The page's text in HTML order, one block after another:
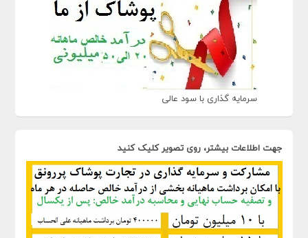
سرمایه گذاری با سود عالی
جهت اطلاعات بیشتر، روی تصویر کلیک کنید